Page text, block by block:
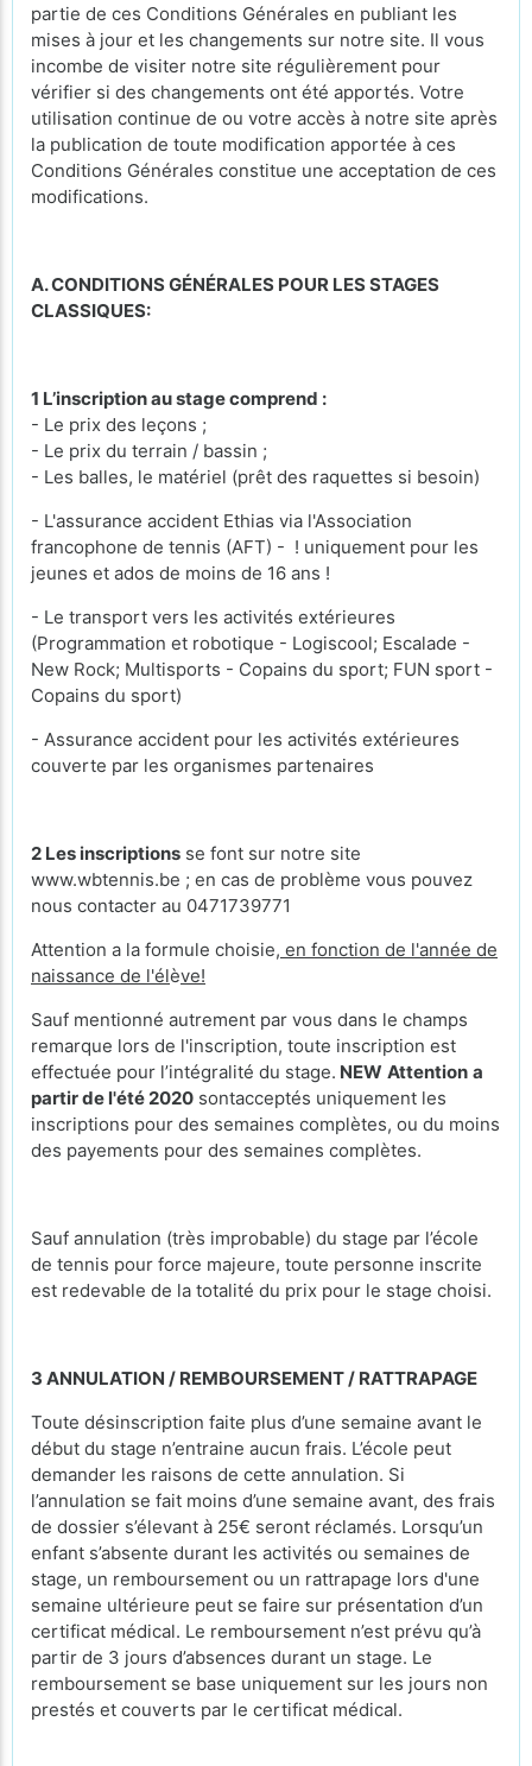
partie de ces Conditions Générales en publiant les
mises à jour et les changements sur notre site. Il vous
incombe de visiter notre site régulièrement pour
vérifier si des changements ont été apportés. Votre
utilisation continue de ou votre accès à notre site après
la publication de toute modification apportée à ces
Conditions Générales constitue une acceptation de ces
modifications.
A. CONDITIONS GÉNÉRALES POUR LES STAGES
CLASSIQUES:
1 L’inscription au stage comprend :
- Le prix des leçons ;
- Le prix du terrain / bassin ;
- Les balles, le matériel (prêt des raquettes si besoin)
- L'assurance accident Ethias via l'Association
francophone de tennis (AFT) - ! uniquement pour les
jeunes et ados de moins de 16 ans !
- Le transport vers les activités extérieures
(Programmation et robotique - Logiscool; Escalade -
New Rock; Multisports - Copains du sport; FUN sport -
Copains du sport)
- Assurance accident pour les activités extérieures
couverte par les organismes partenaires
2 Les inscriptions se font sur notre site
www.wbtennis.be ; en cas de problème vous pouvez
nous contacter au 0471739771
Attention a la formule choisie, en fonction de l'année de
naissance de l'élève!
Sauf mentionné autrement par vous dans le champs
remarque lors de l'inscription, toute inscription est
effectuée pour l’intégralité du stage. NEW Attention a
partir de l'été 2020 sontacceptés uniquement les
inscriptions pour des semaines complètes, ou du moins
des payements pour des semaines complètes.
Sauf annulation (très improbable) du stage par l’école
de tennis pour force majeure, toute personne inscrite
est redevable de la totalité du prix pour le stage choisi.
3 ANNULATION / REMBOURSEMENT / RATTRAPAGE
Toute désinscription faite plus d’une semaine avant le
début du stage n’entraine aucun frais. L’école peut
demander les raisons de cette annulation. Si
l’annulation se fait moins d’une semaine avant, des frais
de dossier s’élevant à 25€ seront réclamés. Lorsqu’un
enfant s’absente durant les activités ou semaines de
stage, un remboursement ou un rattrapage lors d'une
semaine ultérieure peut se faire sur présentation d’un
certificat médical. Le remboursement n’est prévu qu’à
partir de 3 jours d’absences durant un stage. Le
remboursement se base uniquement sur les jours non
prestés et couverts par le certificat médical.